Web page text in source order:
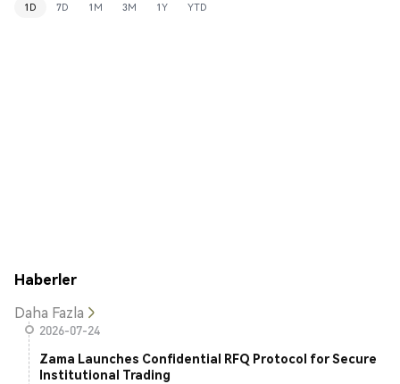
1D 7D 1M 3M 1Y YTD
Haberler
Daha Fazla
2026-07-24
Zama Launches Confidential RFQ Protocol for Secure
Institutional Trading